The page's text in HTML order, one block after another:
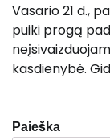
Vasario 21 d.,
puiki progą
kasdienybė.
Paieška